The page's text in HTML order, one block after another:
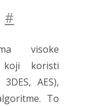
#
visoke
koji koristi
AES),
To